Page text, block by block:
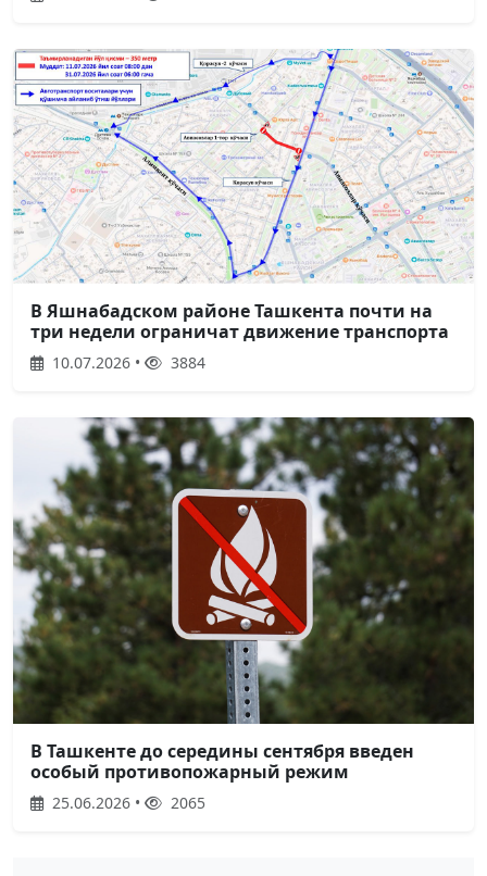
В Яшнабадском районе Ташкента почти на
три недели ограничат движение транспорта
10.07.2026 • 3884
В Ташкенте до середины сентября введен
особый противопожарный режим
25.06.2026 • 2065